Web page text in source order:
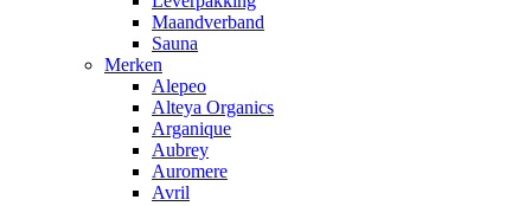
Maandverband
Sauna
Merken
Alepeo
Alteya Organics
Arganique
Aubrey
Auromere
Avril